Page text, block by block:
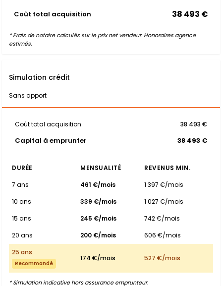
Coût total acquisition 38 493 €
* Frais de notaire calculés sur le prix net vendeur. Honoraires agence
estimés.
Simulation crédit
Sans apport
Coût total acquisition 38 493 €
Capital à emprunter 38 493 €
DURÉE MENSUALITÉ
REVENUS MIN.
7 ans
461 €/mois
1 397 €/mois
10 ans
339 €/mois
1 027 €/mois
15 ans
245 €/mois
742 €/mois
20 ans
200 €/mois
606 €/mois
25 ans
Recommandé
174 €/mois 527 €/mois
* Simulation indicative hors assurance emprunteur.